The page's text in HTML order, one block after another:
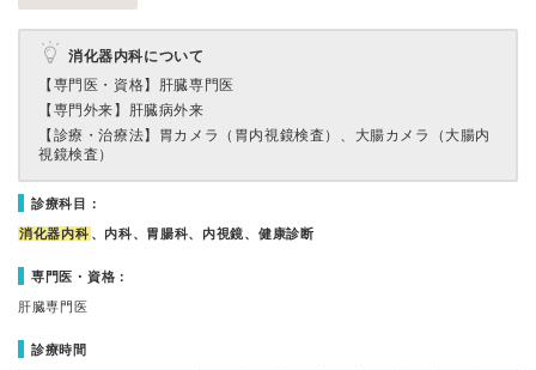
消化器内科について
【専門医・資格】 肝臓専門医
【専門外来】 肝臓病外来
【診療・治療法】 胃カメラ（胃内視鏡検査）、大腸カメラ（大腸内
視鏡検査）
診療科目：
消化器内科 、内科、胃腸科、内視鏡、健康診断
専門医・資格：
肝臓専門医
診療時間